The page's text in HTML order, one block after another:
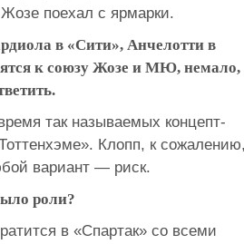
поехал с ярмарки.
в «Сити», Анчелотти в
к союзу Жозе и МЮ, немало,
так называемых концепт-
Клопп, к
вариант — риск.
роли?
в «Спартак» со всеми